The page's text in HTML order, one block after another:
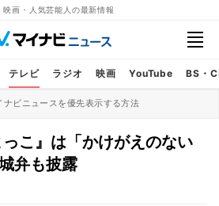
映画・人気芸能人の最新情報
テレビ ラジオ 映画 YouTube BS・
ビニュースを優先表示する方法
こ』は「かけがえのない
弁も披露